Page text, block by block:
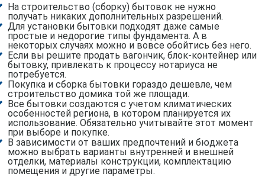
На строительство (сборку) бытовок не нужно
получать никаких дополнительных разрешений.
Для установки бытовки подходят даже самые
простые и недорогие типы фундамента. А в
некоторых случаях можно и вовсе обойтись без него.
Если вы решите продать вагончик, блок-контейнер или
бытовку, привлекать к процессу нотариуса не
потребуется.
Покупка и сборка бытовки гораздо дешевле, чем
строительство домика той же площади.
Все бытовки создаются с учетом климатических
особенностей региона, в котором планируется их
использование. Обязательно учитывайте этот момент
при выборе и покупке.
В зависимости от ваших предпочтений и бюджета
можно выбрать варианты внутренней и внешней
отделки, материалы конструкции, комплектацию
помещения и другие параметры.